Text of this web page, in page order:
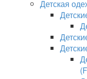
Детская